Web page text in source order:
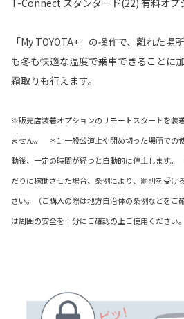
T-Connect スタンダード(22) 有料オプ
「My TOYOTA+」の操作で、離れた場
も冬も快適な温度で乗車できることに
霜取りも行えます。
※販売店装着オプションのリモートスタートを装
ません。 ＊1. 一般公道上や閉め切った場所での
動後、一定の時間が経つと自動的に停止します
だりに稼働させた場合、条例により、罰則を受け
さい。（ご購入の際は地方自治体の条例などを
は周囲の安全を十分にご確認の上ご使用ください。